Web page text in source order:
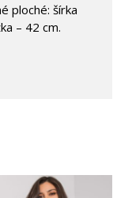
ploché: šírka
– 42 cm.